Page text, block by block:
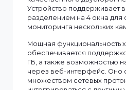
разрешением 720p и
H.265, что гарантирует
изображения при
Система оснащена
улучшением звука с
шумоподавлением для
качественного